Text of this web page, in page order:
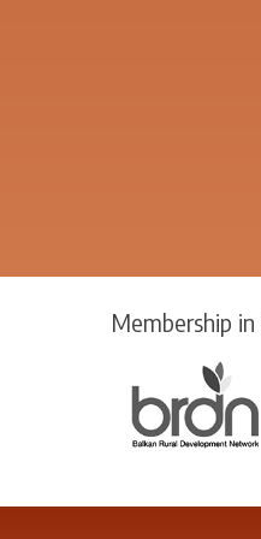
Membership